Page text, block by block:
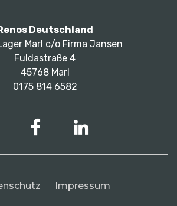
Deutschland
Marl c/o Firma Jansen
Fuldastraße 4
45768 Marl
0175 814 6582
Impressum